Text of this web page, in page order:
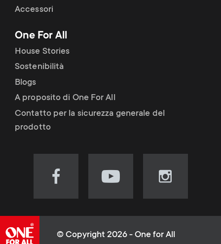
Accessori
One For All
House Stories
Sostenibilità
Blogs
A proposito di One For All
Contatto per la sicurezza generale del
prodotto
Visit
(opens
Visit
(opens
Visit
(opens
© Copyright 2026 - One for All